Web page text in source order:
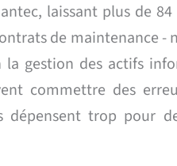
laissant plus de
de maintenance -
gestion des actifs
commettre des
trop pour